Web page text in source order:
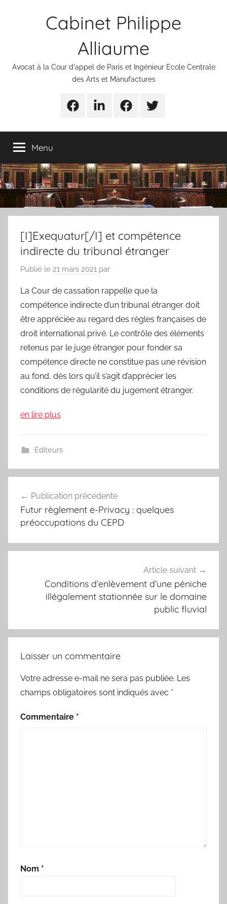
Cabinet Philippe
Alliaume
Avocat à la Cour d'appel de Paris et Ingénieur Ecole Centrale
des Arts et Manufactures
UrgencesLinkedinFacebookTwitter
Menu
[I]Exequatur[/I] et compétence
indirecte du tribunal étranger
Publié le 21 mars 2021 par
La Cour de cassation rappelle que la
compétence indirecte d’un tribunal étranger doit
être appréciée au regard des règles françaises de
droit international privé. Le contrôle des éléments
retenus par le juge étranger pour fonder sa
compétence directe ne constitue pas une révision
au fond, dès lors qu’il s’agit d’apprécier les
conditions de régularité du jugement étranger.
en lire plus
Editeurs
de
l’article
Publication précédente
Futur règlement e-Privacy : quelques
préoccupations du CEPD
Article suivant
Conditions d’enlèvement d’une péniche
illégalement stationnée sur le domaine
public fluvial
Laisser un commentaire
Votre adresse e-mail ne sera pas publiée. Les
champs obligatoires sont indiqués avec *
Commentaire *
Nom *